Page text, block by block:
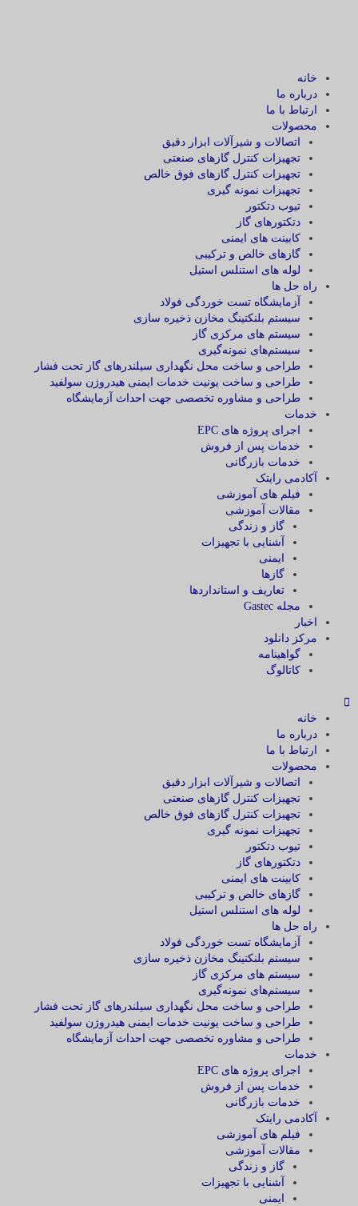
خانه
درباره ما
ارتباط با ما
محصولات
اتصالات و شیرآلات ابزار دقیق
تجهیزات کنترل گازهای صنعتی
تجهیزات کنترل گازهای فوق خالص
تجهیزات نمونه گیری
تیوب دتکتور
دتکتورهای گاز
کابینت های ایمنی
گازهای خالص و ترکیبی
لوله های استنلس استیل
راه حل ها
آزمایشگاه‌ تست خوردگی فولاد
سیستم بلنکتینگ مخازن ذخیره سازی
سیستم های مرکزی گاز
سیستم‌های نمونه‌گیری
طراحی و ساخت محل نگهداری سیلندرهای گاز تحت فشار
طراحی و ساخت یونیت خدمات ایمنی هیدروژن سولفید
طراحی و مشاوره تخصصی جهت احداث آزمایشگاه
خدمات
اجرای پروژه های EPC
خدمات پس از فروش
خدمات بازرگانی
آکادمی رایتک
فیلم های آموزشی
مقالات آموزشی
گاز و زندگی
آشنایی با تجهیزات
ایمنی
گازها
تعاریف و استانداردها
مجله Gastec
اخبار
مرکز دانلود
گواهینامه
کاتالوگ
خانه
درباره ما
ارتباط با ما
محصولات
اتصالات و شیرآلات ابزار دقیق
تجهیزات کنترل گازهای صنعتی
تجهیزات کنترل گازهای فوق خالص
تجهیزات نمونه گیری
تیوب دتکتور
دتکتورهای گاز
کابینت های ایمنی
گازهای خالص و ترکیبی
لوله های استنلس استیل
راه حل ها
آزمایشگاه‌ تست خوردگی فولاد
سیستم بلنکتینگ مخازن ذخیره سازی
سیستم های مرکزی گاز
سیستم‌های نمونه‌گیری
طراحی و ساخت محل نگهداری سیلندرهای گاز تحت فشار
طراحی و ساخت یونیت خدمات ایمنی هیدروژن سولفید
طراحی و مشاوره تخصصی جهت احداث آزمایشگاه
خدمات
اجرای پروژه های EPC
خدمات پس از فروش
خدمات بازرگانی
آکادمی رایتک
فیلم های آموزشی
مقالات آموزشی
گاز و زندگی
آشنایی با تجهیزات
ایمنی